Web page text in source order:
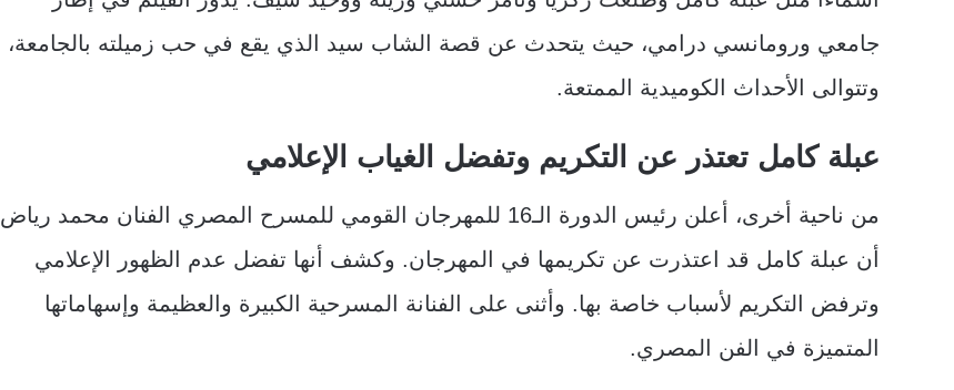
جامعي ورومانسي درامي، حيث يتحدث عن قصة الشاب سيد الذي يقع في حب زميلته بالجامعة،
وتتوالى الأحداث الكوميدية الممتعة.
عبلة كامل تعتذر عن التكريم وتفضل الغياب الإعلامي
من ناحية أخرى، أعلن رئيس الدورة الـ16 للمهرجان القومي للمسرح المصري الفنان محمد رياض
أن عبلة كامل قد اعتذرت عن تكريمها في المهرجان. وكشف أنها تفضل عدم الظهور الإعلامي
وترفض التكريم لأسباب خاصة بها. وأثنى على الفنانة المسرحية الكبيرة والعظيمة وإسهاماتها
المتميزة في الفن المصري.